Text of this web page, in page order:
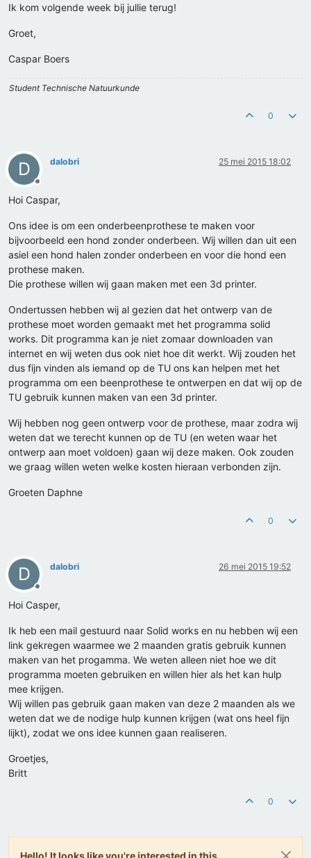
Ik kom volgende week bij jullie terug!
Groet,
Caspar Boers
Student Technische Natuurkunde
0
D
Offline
dalobri 25 mei 2015 18:02
Hoi Caspar,
Ons idee is om een onderbeenprothese te maken voor
bijvoorbeeld een hond zonder onderbeen. Wij willen dan uit een
asiel een hond halen zonder onderbeen en voor die hond een
prothese maken.
Die prothese willen wij gaan maken met een 3d printer.
Ondertussen hebben wij al gezien dat het ontwerp van de
prothese moet worden gemaakt met het programma solid
works. Dit programma kan je niet zomaar downloaden van
internet en wij weten dus ook niet hoe dit werkt. Wij zouden het
dus fijn vinden als iemand op de TU ons kan helpen met het
programma om een beenprothese te ontwerpen en dat wij op de
TU gebruik kunnen maken van een 3d printer.
Wij hebben nog geen ontwerp voor de prothese, maar zodra wij
weten dat we terecht kunnen op de TU (en weten waar het
ontwerp aan moet voldoen) gaan wij deze maken. Ook zouden
we graag willen weten welke kosten hieraan verbonden zijn.
Groeten Daphne
0
D
Offline
dalobri 26 mei 2015 19:52
Hoi Casper,
Ik heb een mail gestuurd naar Solid works en nu hebben wij een
link gekregen waarmee we 2 maanden gratis gebruik kunnen
maken van het progamma. We weten alleen niet hoe we dit
programma moeten gebruiken en willen hier als het kan hulp
mee krijgen.
Wij willen pas gebruik gaan maken van deze 2 maanden als we
weten dat we de nodige hulp kunnen krijgen (wat ons heel fijn
lijkt), zodat we ons idee kunnen gaan realiseren.
Groetjes,
Britt
0